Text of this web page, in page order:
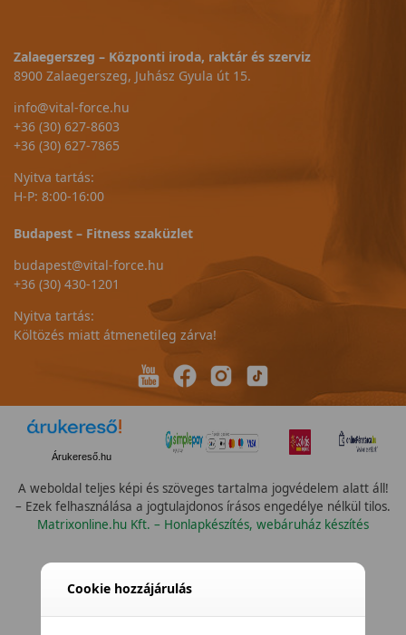
Zalaegerszeg – Központi iroda, raktár és szerviz
8900 Zalaegerszeg, Juhász Gyula út 15.
info@vital-force.hu
+36 (30) 627-8603
+36 (30) 627-7865
Nyitva tartás:
H-P: 8:00-16:00
Budapest – Fitness szaküzlet
budapest@vital-force.hu
+36 (30) 430-1201
Nyitva tartás:
Költözés miatt átmenetileg zárva!
Árukereső.hu
A weboldal teljes képi és szöveges tartalma jogvédelem alatt áll!
– Ezek felhasználása a jogtulajdonos írásos engedélye nélkül tilos.
Matrixonline.hu Kft. – Honlapkészítés, webáruház készítés
Cookie hozzájárulás